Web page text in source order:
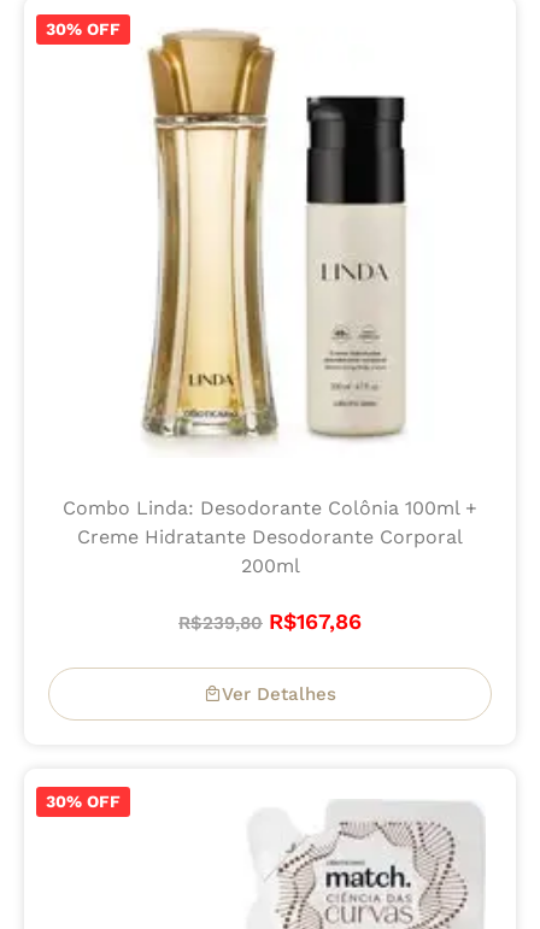
30% OFF
Combo Linda: Desodorante Colônia 100ml +
Creme Hidratante Desodorante Corporal
200ml
R$239,80 R$167,86
Ver Detalhes
30% OFF